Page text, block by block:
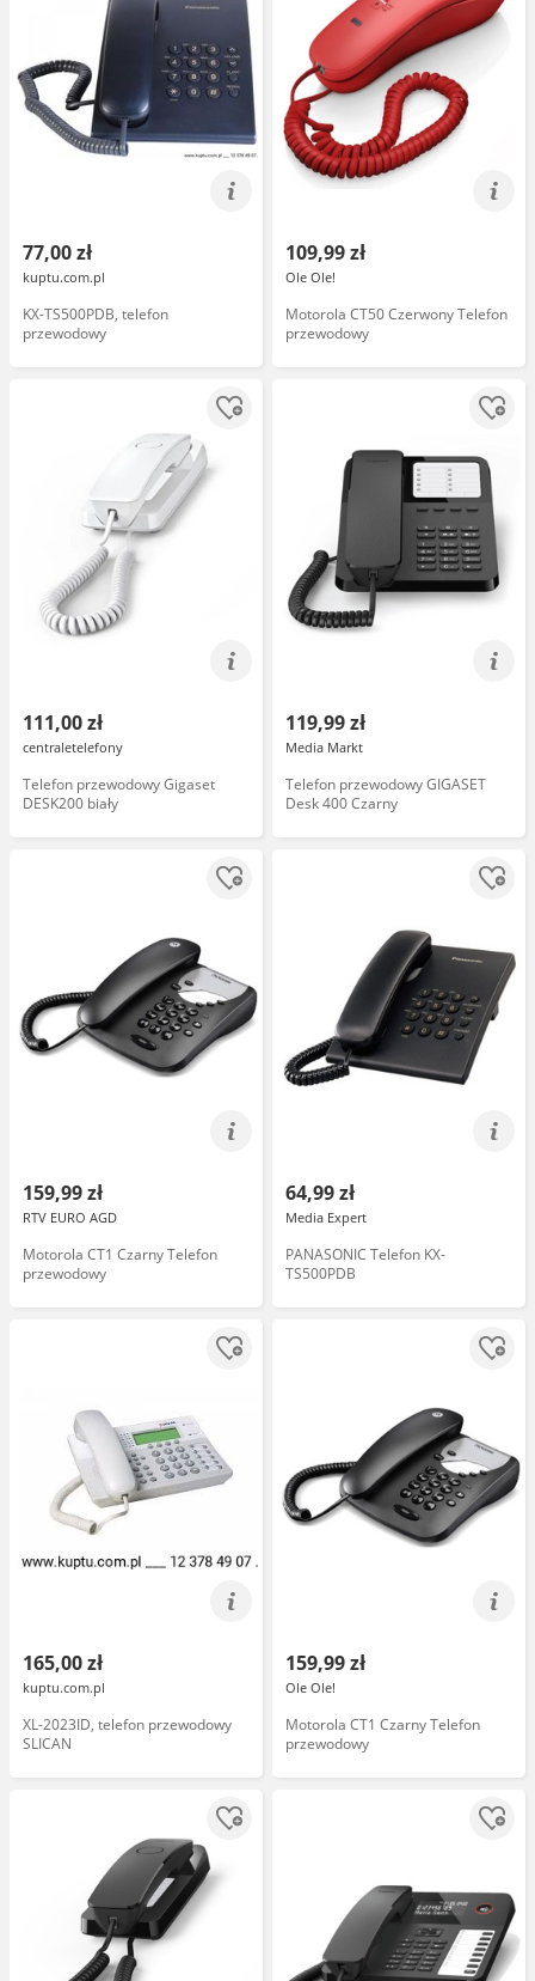
77,00 zł
kuptu.com.pl
KX-TS500PDB, telefon
przewodowy
109,99 zł
Ole Ole!
Motorola CT50 Czerwony Telefon
przewodowy
111,00 zł
centraletelefony
Telefon przewodowy Gigaset
DESK200 biały
119,99 zł
Media Markt
Telefon przewodowy GIGASET
Desk 400 Czarny
159,99 zł
RTV EURO AGD
Motorola CT1 Czarny Telefon
przewodowy
64,99 zł
Media Expert
PANASONIC Telefon KX-
TS500PDB
165,00 zł
kuptu.com.pl
XL-2023ID, telefon przewodowy
SLICAN
159,99 zł
Ole Ole!
Motorola CT1 Czarny Telefon
przewodowy